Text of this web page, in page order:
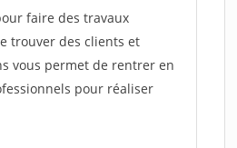
faire des travaux
trouver des clients et
vous permet de rentrer en
pour réaliser